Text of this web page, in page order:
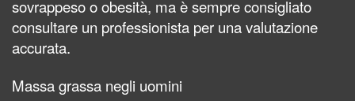
sovrappeso o obesità, ma è sempre consigliato
consultare un professionista per una valutazione
accurata.
Massa grassa negli uomini